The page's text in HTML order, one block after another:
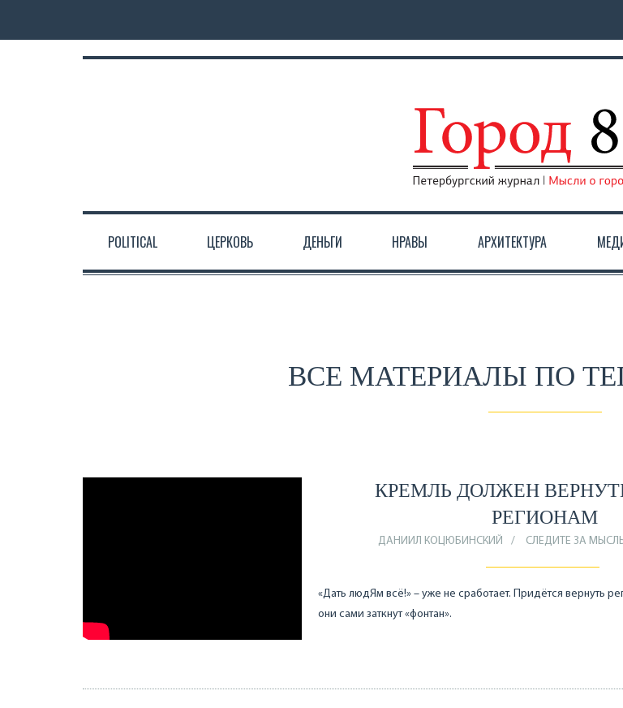
POLITICAL ЦЕРКОВЬ ДЕНЬГИ НРАВЫ АРХИТЕКТУРА
ВСЕ МАТЕРИАЛЫ ПО
КРЕМЛЬ ДОЛЖЕН
РЕГИОНАМ
ДАНИИЛ КОЦЮБИНСКИЙ СЛЕДИТЕ ЗА
«Дать людЯм всё!» – уже не сработает. Придётся вернуть
они сами заткнут «фонтан».